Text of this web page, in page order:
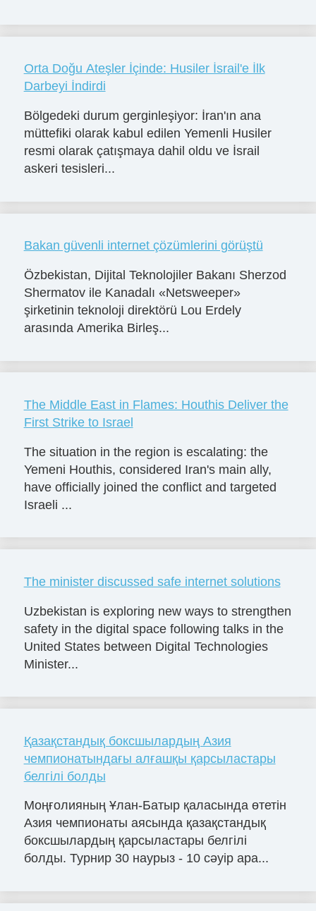
Orta Doğu Ateşler İçinde: Husiler İsrail'e İlk
Darbeyi İndirdi
Bölgedeki durum gerginleşiyor: İran'ın ana
müttefiki olarak kabul edilen Yemenli Husiler
resmi olarak çatışmaya dahil oldu ve İsrail
askeri tesisleri...
Bakan güvenli internet çözümlerini görüştü
Özbekistan, Dijital Teknolojiler Bakanı Sherzod
Shermatov ile Kanadalı «Netsweeper»
şirketinin teknoloji direktörü Lou Erdely
arasında Amerika Birleş...
The Middle East in Flames: Houthis Deliver the
First Strike to Israel
The situation in the region is escalating: the
Yemeni Houthis, considered Iran's main ally,
have officially joined the conflict and targeted
Israeli ...
The minister discussed safe internet solutions
Uzbekistan is exploring new ways to strengthen
safety in the digital space following talks in the
United States between Digital Technologies
Minister...
Қазақстандық боксшылардың Азия
чемпионатындағы алғашқы қарсыластары
белгілі болды
Моңғолияның Ұлан-Батыр қаласында өтетін
Азия чемпионаты аясында қазақстандық
боксшылардың қарсыластары белгілі
болды. Турнир 30 наурыз - 10 сәуір ара...